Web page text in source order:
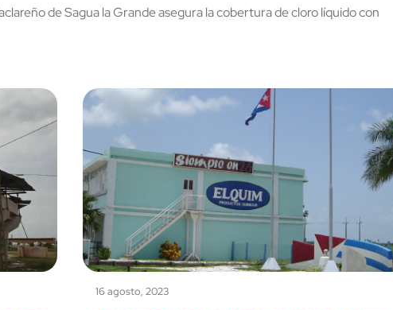
de Sagua la Grande asegura la cobertura de cloro líquido con
16 agosto, 2023